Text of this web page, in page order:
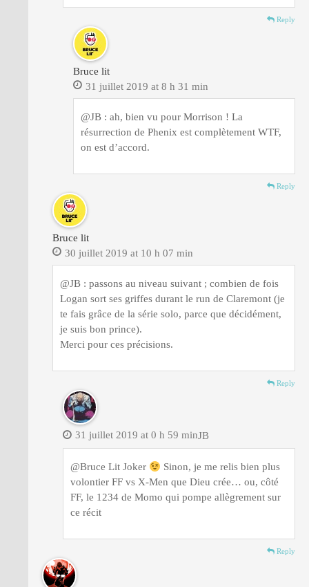
Reply
Bruce lit
31 juillet 2019 at 8 h 31 min
@JB : ah, bien vu pour Morrison ! La
résurrection de Phenix est complètement WTF,
on est d’accord.
Reply
Bruce lit
30 juillet 2019 at 10 h 07 min
@JB : passons au niveau suivant ; combien de fois
Logan sort ses griffes durant le run de Claremont (je
te fais grâce de la série solo, parce que décidément,
je suis bon prince).
Merci pour ces précisions.
Reply
JB
31 juillet 2019 at 0 h 59 min
@Bruce Lit Joker
Sinon, je me relis bien plus
volontier FF vs X-Men que Dieu crée… ou, côté
FF, le 1234 de Momo qui pompe allègrement sur
ce récit
Reply